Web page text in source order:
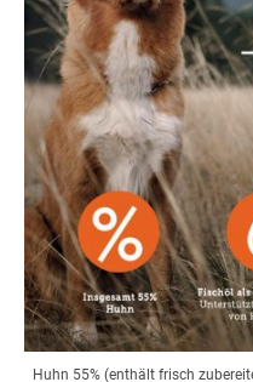
Huhn 55% (enthält frisch